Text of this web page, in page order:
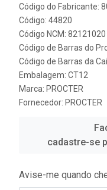
Código do Fabricante:
Código: 44820
Código NCM: 82121020
Código de Barras do
Código de Barras da
Embalagem: CT12
Marca: PROCTER
Fornecedor: PROCTER
cadastre-se
Avise-me quando